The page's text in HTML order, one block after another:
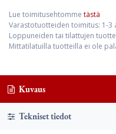
Lue toimitusehtomme tästä
Varastotuotteiden toimitus: 1-3
Loppuneiden tai tilattujen
Mittatilatuilla tuotteilla ei ole
Kuvaus
Tekniset tiedot